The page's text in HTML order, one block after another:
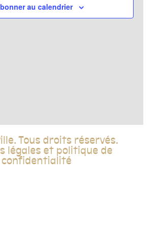
de
au calendrier
Tous droits réservés.
légales et politique de
confidentialité